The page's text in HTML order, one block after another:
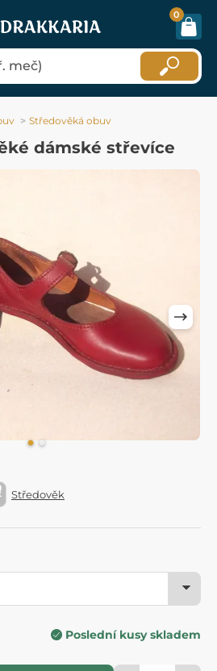
0
Středověká obuv
dámské střevíce
Středověk
Poslední kusy skladem